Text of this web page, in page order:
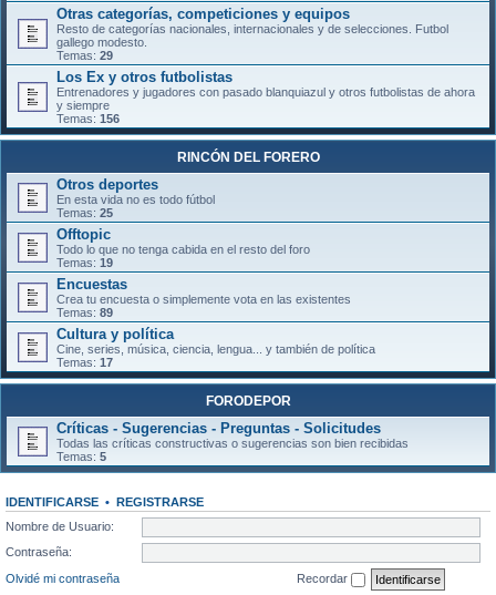
Otras categorías, competiciones y equipos
Resto de categorías nacionales, internacionales y de selecciones. Futbol
gallego modesto.
Temas: 29
Los Ex y otros futbolistas
Entrenadores y jugadores con pasado blanquiazul y otros futbolistas de ahora
y siempre
Temas: 156
RINCÓN DEL FORERO
Otros deportes
En esta vida no es todo fútbol
Temas: 25
Offtopic
Todo lo que no tenga cabida en el resto del foro
Temas: 19
Encuestas
Crea tu encuesta o simplemente vota en las existentes
Temas: 89
Cultura y política
Cine, series, música, ciencia, lengua... y también de política
Temas: 17
FORODEPOR
Críticas - Sugerencias - Preguntas - Solicitudes
Todas las críticas constructivas o sugerencias son bien recibidas
Temas: 5
IDENTIFICARSE • REGISTRARSE
Nombre de Usuario:
Contraseña:
Olvidé mi contraseña
Recordar